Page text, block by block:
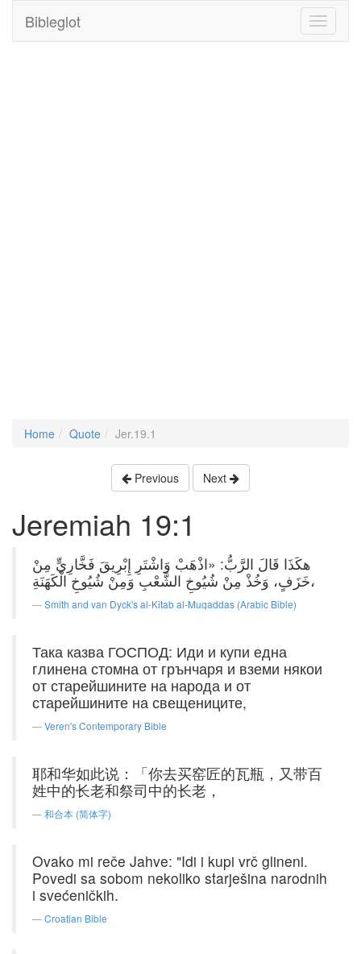
Toggle
Bibleglot
Home Quote Jer.19.1
Previous Next
Jeremiah 19:1
هكَذَا قَالَ الرَّبُّ: «اذْهَبْ وَاشْتَرِ إِبْرِيقَ فَخَّارِيٍّ مِنْ
خَزَفٍ، وَخُذْ مِنْ شُيُوخِ الشَّعْبِ وَمِنْ شُيُوخِ الْكَهَنَةِ،
Smith and van Dyck's al-Kitab al-Muqaddas (Arabic Bible)
Така казва ГОСПОД: Иди и купи една
глинена стомна от грънчаря и вземи някои
от старейшините на народа и от
старейшините на свещениците,
Veren's Contemporary Bible
耶和华如此说：「你去买窑匠的瓦瓶，又带百
姓中的长老和祭司中的长老，
和合本 (简体字)
Ovako mi reče Jahve: "Idi i kupi vrč glineni.
Povedi sa sobom nekoliko starješina narodnih
i svećeničkih.
Croatian Bible